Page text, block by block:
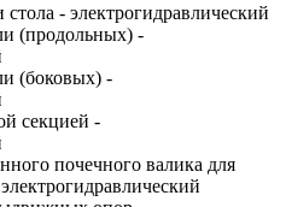
- электрогидравлический
(продольных) -
(боковых) -
секцией -
почечного валика для